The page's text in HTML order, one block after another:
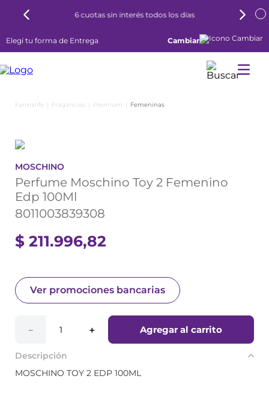
6 cuotas sin interés todos los días
Elegí tu forma de Entrega Cambiar
Fragancias Premium Femeninas
MOSCHINO
Perfume Moschino Toy 2 Femenino
Edp 100Ml
8011003839308
$ 211.996,82
Ver promociones bancarias
＋
－ Agregar al carrito
Descripción
MOSCHINO TOY 2 EDP 100ML